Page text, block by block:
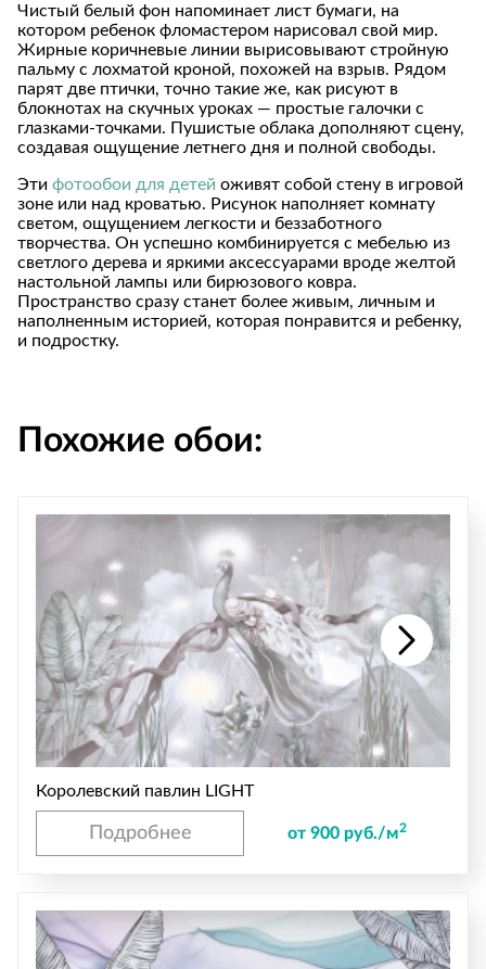
Чистый белый фон напоминает лист бумаги, на
котором ребенок фломастером нарисовал свой мир.
Жирные коричневые линии вырисовывают стройную
пальму с лохматой кроной, похожей на взрыв. Рядом
парят две птички, точно такие же, как рисуют в
блокнотах на скучных уроках — простые галочки с
глазками-точками. Пушистые облака дополняют сцену,
создавая ощущение летнего дня и полной свободы.
Эти фотообои для детей оживят собой стену в игровой
зоне или над кроватью. Рисунок наполняет комнату
светом, ощущением легкости и беззаботного
творчества. Он успешно комбинируется с мебелью из
светлого дерева и яркими аксессуарами вроде желтой
настольной лампы или бирюзового ковра.
Пространство сразу станет более живым, личным и
наполненным историей, которая понравится и ребенку,
и подростку.
Похожие обои:
Королевский павлин LIGHT
Подробнее от 900 руб./м2